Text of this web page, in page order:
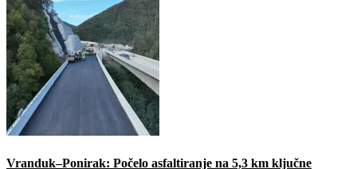
Vranduk–Ponirak: Počelo asfaltiranje na 5,3 km ključne